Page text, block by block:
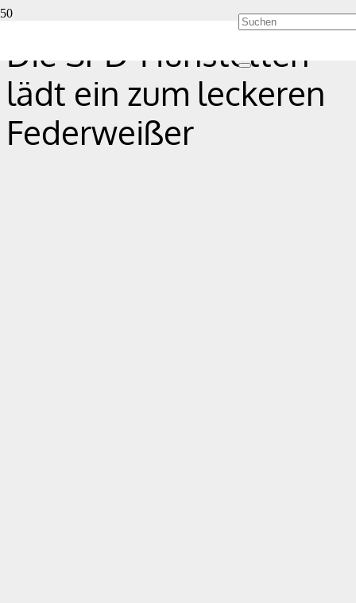
Die SPD-Hünstetten
lädt ein zum leckeren
Federweißer